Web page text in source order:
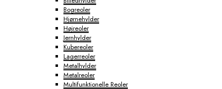
Bogreoler
Hjørnehylder
Højreoler
Jernhylder
Kubereoler
Lagerreoler
Metalhylder
Metalreoler
Multifunktionelle Reoler